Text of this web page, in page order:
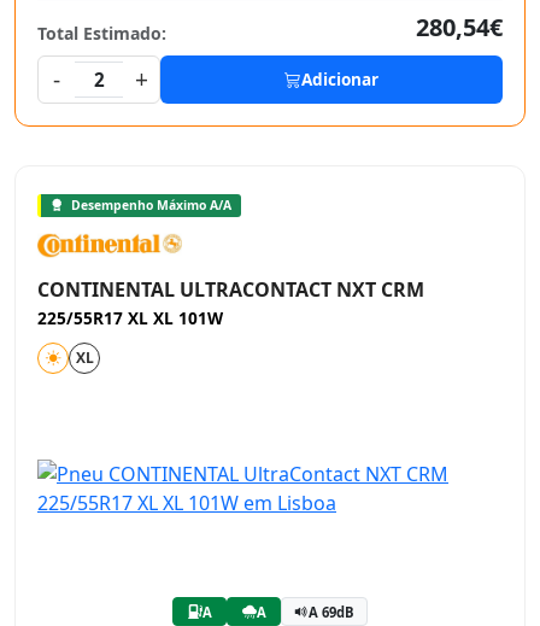
Total Estimado:
280,54€
-
2 + Adicionar
Desempenho Máximo A/A
CONTINENTAL ULTRACONTACT NXT CRM
225/55R17 XL XL 101W
XL
A A A 69dB